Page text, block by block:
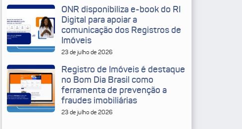
ONR disponibiliza e-book do RI
Digital para apoiar a
comunicação dos Registros de
Imóveis
23 de julho de 2026
Registro de Imóveis é destaque
no Bom Dia Brasil como
ferramenta de prevenção a
fraudes imobiliárias
23 de julho de 2026